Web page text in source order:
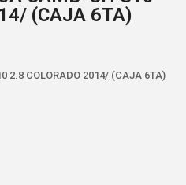
(CAJA 6TA)
2.8 COLORADO 2014/ (CAJA 6TA)